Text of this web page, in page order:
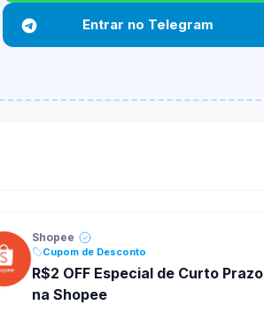
Entrar no Telegram
Shopee
Cupom de Desconto
R$2 OFF Especial de Curto Prazo
na Shopee